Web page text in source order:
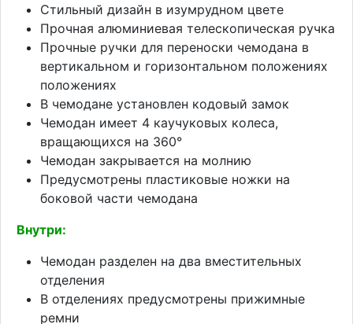
Стильный дизайн в изумрудном цвете
Прочная алюминиевая телескопическая ручка
Прочные ручки для переноски чемодана в
вертикальном и горизонтальном положениях
положениях
В чемодане установлен кодовый замок
Чемодан имеет 4 каучуковых колеса,
вращающихся на 360°
Чемодан закрывается на молнию
Предусмотрены пластиковые ножки на
боковой части чемодана
Внутри:
Чемодан разделен на два вместительных
отделения
В отделениях предусмотрены прижимные
ремни